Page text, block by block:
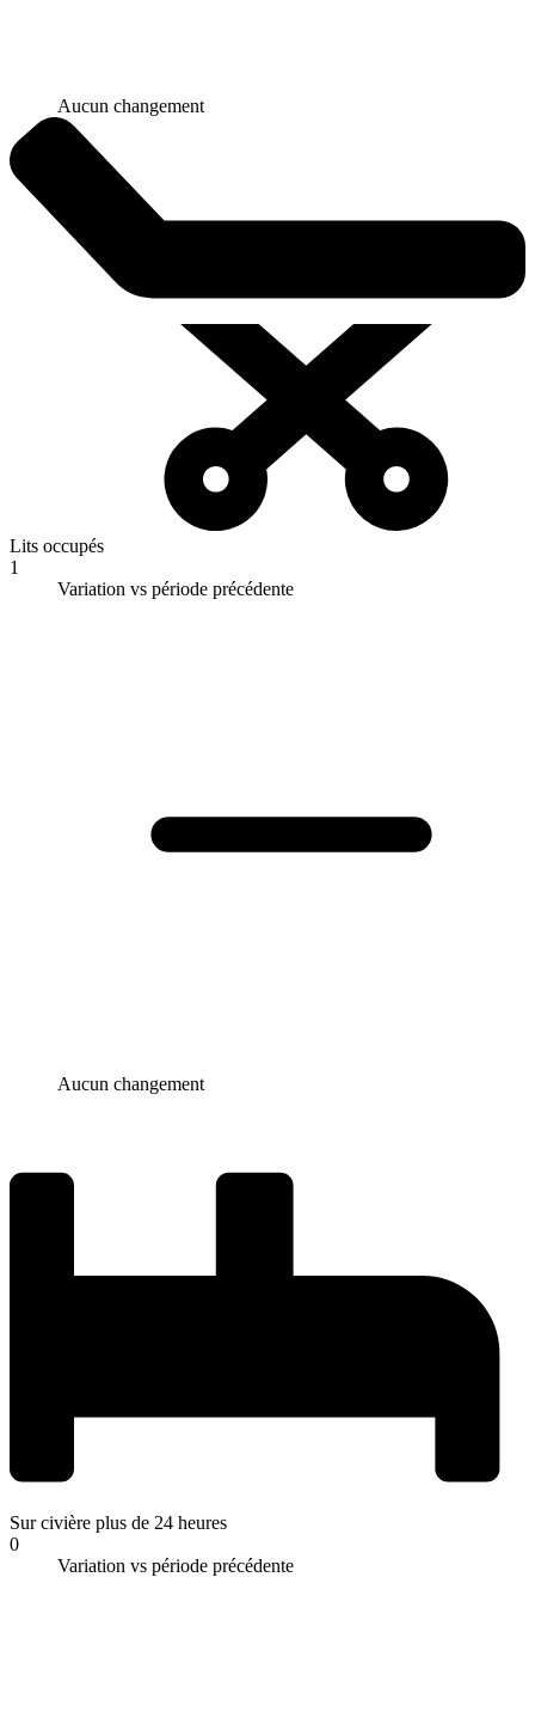
Aucun changement
Lits occupés
1
Variation vs période précédente
Aucun changement
Sur civière plus de 24 heures
0
Variation vs période précédente